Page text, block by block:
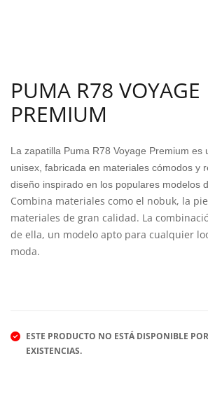
PUMA R78 VOYAGE
PREMIUM
La zapatilla Puma R78 Voyage Premium es
unisex, fabricada en materiales cómodos y
diseño inspirado en los populares modelos
Combina materiales como el nobuk, la
materiales de gran calidad. La
de ella, un modelo apto para cualquier
moda.
ESTE PRODUCTO NO ESTÁ DISPONIBLE
EXISTENCIAS.